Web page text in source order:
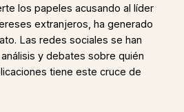
los papeles acusando al líder
extranjeros, ha generado
Las redes sociales se han
y debates sobre quién
tiene este cruce de